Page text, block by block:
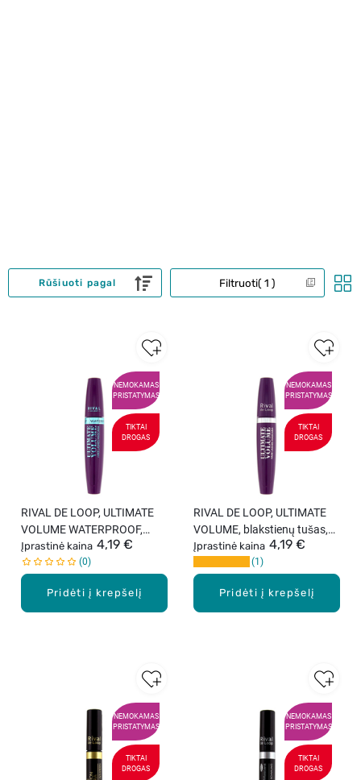
Filtruoti 1
Rūšiuoti pagal
NEMOKAMAS
PRISTATYMAS
TIKTAI
DROGAS
Pridėti į krepšelį
RIVAL DE LOOP, ULTIMATE
VOLUME WATERPROOF,
blakstienų tušas, juodas, 10
ml
Įprastinė kaina 4,19 €
0
NEMOKAMAS
PRISTATYMAS
TIKTAI
DROGAS
Pridėti į krepšelį
RIVAL DE LOOP, ULTIMATE
VOLUME, blakstienų tušas,
juodas, 10 ml
Įprastinė kaina 4,19 €
1
NEMOKAMAS
PRISTATYMAS
TIKTAI
DROGAS
NEMOKAMAS
PRISTATYMAS
TIKTAI
DROGAS